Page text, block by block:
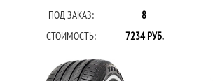
ПОД ЗАКАЗ:
8
СТОИМОСТЬ:
7234 РУБ.